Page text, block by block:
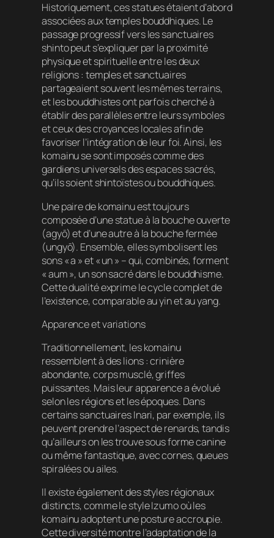
Historiquement, ces statues étaient d’abord
associées aux temples bouddhiques. Le
passage progressif vers les sanctuaires
shinto peut s’expliquer par la proximité
physique et spirituelle entre les deux
religions : temples et sanctuaires
partageaient souvent les mêmes terrains,
et les bouddhistes ont parfois cherché à
établir des parallèles entre leurs symboles
et ceux des croyances locales afin de
favoriser l’intégration de leur foi. Ainsi, les
komainu se sont imposés comme des
gardiens universels des espaces sacrés,
qu’ils soient shintoïstes ou bouddhiques.
Une paire de komainu est toujours
composée d’une statue à la bouche ouverte
(agyō) et d’une autre à la bouche fermée
(ungyō). Ensemble, elles symbolisent les
sons « a » et « un » – qui, combinés, forment
« aum », un son sacré dans le bouddhisme.
Cette dualité exprime le cycle complet de
l’existence, comparable au yin et au yang.
Apparence et variations
Traditionnellement, les komainu
ressemblent à des lions : crinière
abondante, corps musclé, griffes
puissantes. Mais leur apparence a évolué
selon les régions et les époques. Dans
certains sanctuaires Inari, par exemple, ils
peuvent prendre l’aspect de renards, tandis
qu’ailleurs on les trouve sous forme canine
ou même fantastique, avec cornes, queues
spiralées ou ailes.
Il existe également des styles régionaux
distincts, comme le style Izumo où les
komainu adoptent une posture accroupie.
Cette diversité montre l’adaptation de la